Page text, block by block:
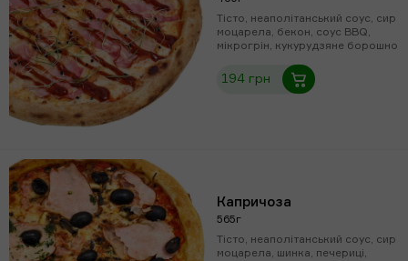
Тісто, неаполітанський соус, сир
моцарела, бекон, соус BBQ,
мікрогрін, кукурудзяне борошно
194 грн
Капричоза
565г
Тісто, неаполітанський соус, сир
моцарела, шинка, печериці,